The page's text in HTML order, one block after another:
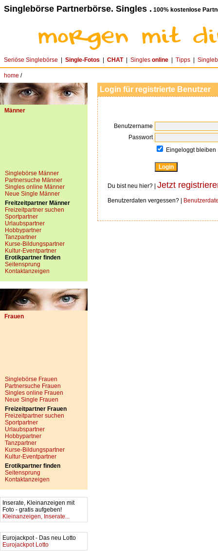
Singlebörse Partnerbörse. Singles . 100% kostenlose
Seriöse Singlebörse Single-Fotos CHAT| Singles online Tipps
home /
Männer
Singlebörse Männer
Partnersuche Männer
Singles online Männer
Neue Single Männer
Freitzeitpartner Männer
Freizeitpartner suchen
Sportpartner
Urlaubspartner
Hobbypartner
Tanzpartner
Kurse-Bildungspartner
Kultur-Eventpartner
Erotikpartner finden
Seitensprung
Kontaktanzeigen
Frauen
Singlebörse Frauen
Partnersuche Frauen
Singles online Frauen
Neue Single Frauen
Freizeitpartner Frauen
Freizeitpartner suchen
Sportpartner
Urlaubspartner
Hobbypartner
Tanzpartner
Kurse-Bildungspartner
Kultur-Eventpartner
Erotikpartner finden
Seitensprung
Kontaktanzeigen
Inserate, Kleinanzeigen mit
Foto - gratis aufgeben!
Kleinanzeigen, Inserate...
Eurojackpot - Das neu Lotto
Eurojackpot Lotto
Login für registrierte Benutzer
Benutzername
Passwort
Eingeloggt bleiben
Du bist neu hier? | Jetzt
Benutzerdaten vergessen? |